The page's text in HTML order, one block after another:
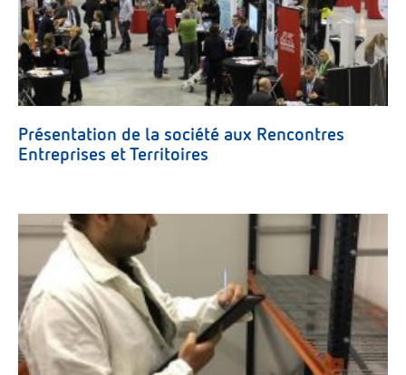
Présentation de la société aux Rencontres
Entreprises et Territoires